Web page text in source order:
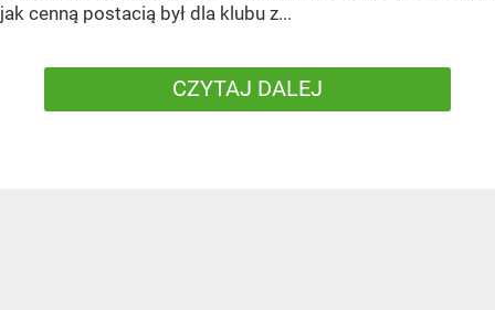
jak cenną postacią był dla klubu z...
CZYTAJ DALEJ